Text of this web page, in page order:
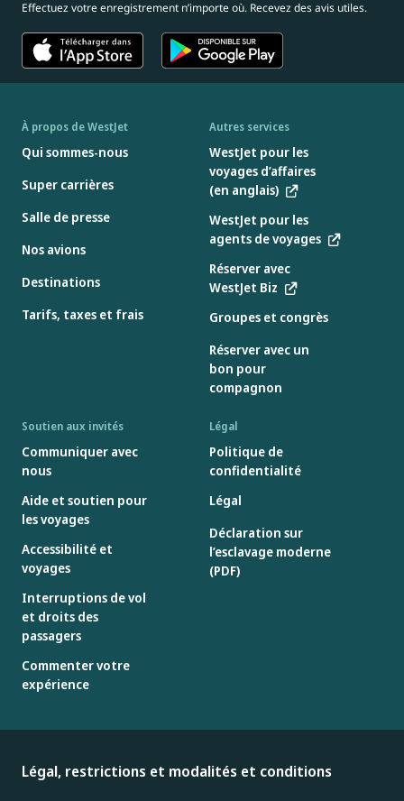
Effectuez votre enregistrement n’importe où. Recevez des avis utiles.
À propos de WestJet
Qui sommes-nous
Super carrières
Salle de presse
Nos avions
Destinations
Tarifs, taxes et frais
Autres services
WestJet pour les
voyages d’affaires
(en anglais)
WestJet pour les
agents de voyages
Réserver avec
WestJet Biz
Groupes et congrès
Réserver avec un
bon pour
compagnon
Soutien aux invités
Communiquer avec
nous
Aide et soutien pour
les voyages
Accessibilité et
voyages
Interruptions de vol
et droits des
passagers
Commenter votre
expérience
Légal
Politique de
confidentialité
Légal
Déclaration sur
l’esclavage moderne
(PDF)
Légal, restrictions et modalités et conditions